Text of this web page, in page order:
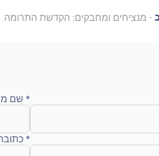
- מנציחים ומחבקים: הקדשת התרומה
* שם
*